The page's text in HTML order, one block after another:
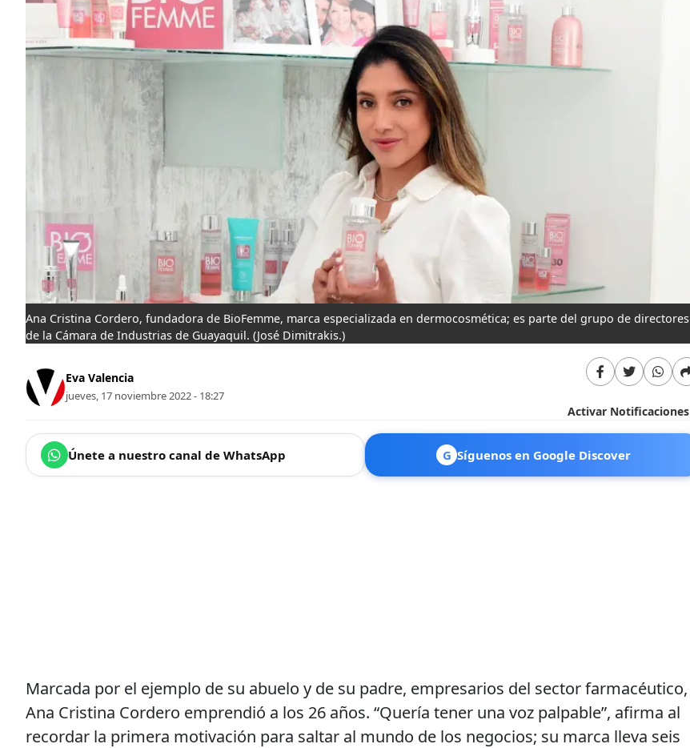
Ana Cristina Cordero, fundadora de BioFemme, marca especializada en dermocosmética; es parte del grupo de directores
de la Cámara de Industrias de Guayaquil. (José Dimitrakis.)
Eva Valencia
jueves, 17 noviembre 2022 - 18:27
Activar Notificaciones
Únete a nuestro canal de WhatsApp G Síguenos en Google Discover
Marcada por el ejemplo de su abuelo y de su padre, empresarios del sector farmacéutico,
Ana Cristina Cordero emprendió a los 26 años. “Quería tener una voz palpable”, afirma al
recordar la primera motivación para saltar al mundo de los negocios; su marca lleva seis